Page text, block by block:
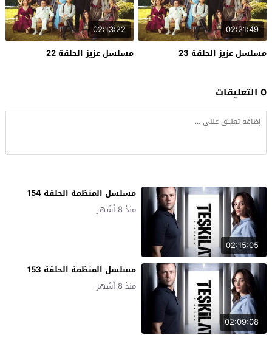
02:21:49
مسلسل عزيز الحلقة 23
02:13:22
مسلسل عزيز الحلقة 22
0 التعليقات
02:15:05
مسلسل المنظمة الحلقة 154
منذ 8 أشهر
02:09:08
مسلسل المنظمة الحلقة 153
منذ 8 أشهر